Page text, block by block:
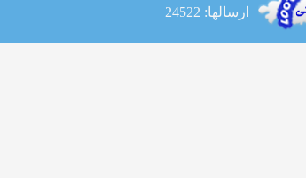
ارسالها: 24522